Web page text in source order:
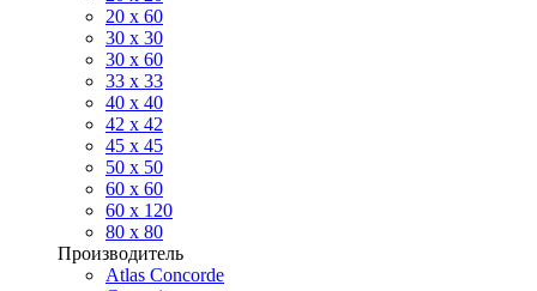
20 x 60
30 х 30
30 x 60
33 x 33
40 х 40
42 x 42
45 x 45
50 x 50
60 х 60
60 x 120
80 x 80
Производитель
Atlas Concorde